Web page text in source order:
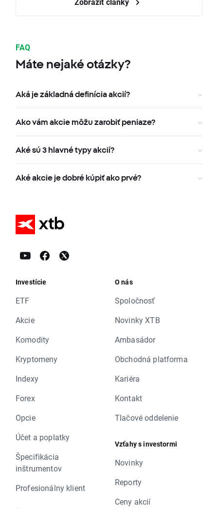
FAQ
Máte nejaké otázky?
Aká je základná definícia akcií?
Ako vám akcie môžu zarobiť peniaze?
Aké sú 3 hlavné typy akcií?
Aké akcie je dobré kúpiť ako prvé?
Investície
ETF
Akcie
Komodity
Kryptomeny
Indexy
Forex
Opcie
Účet a poplatky
Špecifikácia
inštrumentov
Profesionálny klient
O nás
Spoločnosť
Novinky XTB
Ambasádor
Obchodná platforma
Kariéra
Kontakt
Tlačové oddelenie
Vzťahy s investormi
Novinky
Reporty
Ceny akcií